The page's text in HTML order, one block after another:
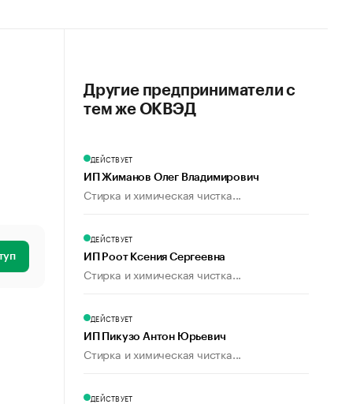
Другие предприниматели с
тем же ОКВЭД
ДЕЙСТВУЕТ
ИП Жиманов Олег Владимирович
Стирка и химическая чистка...
ДЕЙСТВУЕТ
ИП Роот Ксения Сергеевна
Стирка и химическая чистка...
ДЕЙСТВУЕТ
ИП Пикузо Антон Юрьевич
Стирка и химическая чистка...
ДЕЙСТВУЕТ